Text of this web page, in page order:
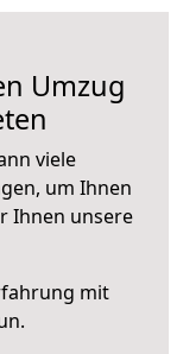
Umzug
viele
um Ihnen
Ihnen unsere
mit
.